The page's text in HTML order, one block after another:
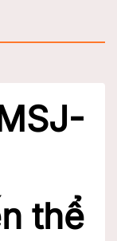
thể